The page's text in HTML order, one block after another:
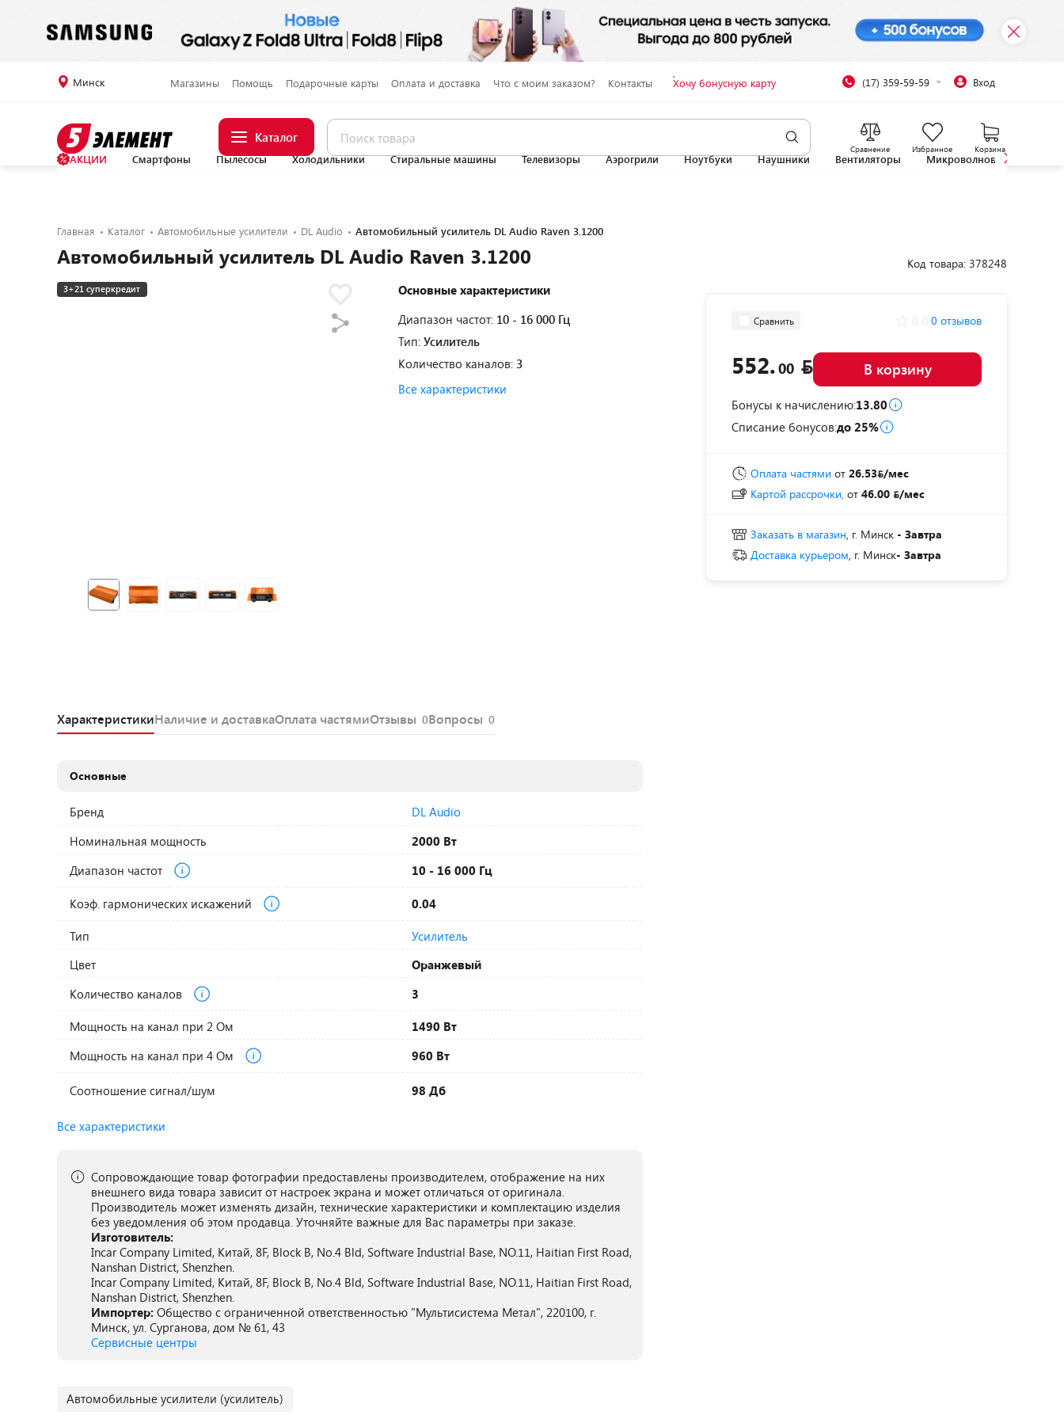
Минск Магазины Помощь Подарочные карты Оплата и доставка Что с моим заказом? Контакты Хочу бонусную карту (17) 359-59-59 Вход
Каталог
Сравнение Избранное Корзина
АКЦИИ Смартфоны Пылесосы Холодильники Стиральные машины Телевизоры Аэрогрили Ноутбуки Наушники Вентиляторы Микроволновые печи
Главная Каталог Автомобильные усилители DL Audio Автомобильный усилитель DL Audio Raven 3.1200
Автомобильный усилитель DL Audio Raven 3.1200
3+21 суперкредит
Основные характеристики
Диапазон частот: 10 - 16 000 Гц
Тип: Усилитель
Количество каналов: 3
Все характеристики
Код товара: 378248
Сравнить 0 отзывов
552.00 В корзину
Бонусы к начислению:13.80
Списание бонусов:до 25%
Оплата частями от 26.53 /мес
Картой рассрочки, от 46.00 /мес
Заказать в магазин, г. Минск - Завтра
Доставка курьером, г. Минск- Завтра
ХарактеристикиНаличие и доставкаОплата частямиОтзывы 0Вопросы 0
Основные
Бренд
DL Audio
Номинальная мощность
2000 Вт
Диапазон частот
10 - 16 000 Гц
Коэф. гармонических искажений 0.04
Тип
Усилитель
Цвет
Оранжевый
Количество каналов
3
Мощность на канал при 2 Ом
1490 Вт
Мощность на канал при 4 Ом
960 Вт
Соотношение сигнал/шум 98 Дб
Все характеристики
Сопровождающие товар фотографии предоставлены производителем, отображение на них
внешнего вида товара зависит от настроек экрана и может отличаться от оригинала.
Производитель может изменять дизайн, технические характеристики и комплектацию изделия
без уведомления об этом продавца. Уточняйте важные для Вас параметры при заказе.
Изготовитель:
Incar Company Limited, Китай, 8F, Block B, No.4 Bld, Software Industrial Base, NO.11, Haitian First Road,
Nanshan District, Shenzhen.
Incar Company Limited, Китай, 8F, Block B, No.4 Bld, Software Industrial Base, NO.11, Haitian First Road,
Nanshan District, Shenzhen.
Импортер: Общество с ограниченной ответственностью "Мультисистема Метал", 220100, г.
Минск, ул. Сурганова, дом № 61, 43
Сервисные центры
Автомобильные усилители (усилитель)